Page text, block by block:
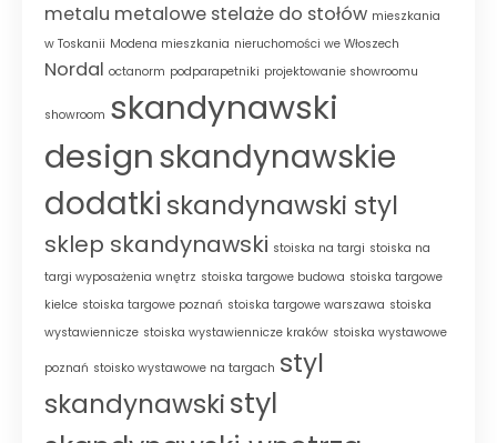
metalu metalowe stelaże do stołów mieszkania
w Toskanii Modena mieszkania nieruchomości we Włoszech
Nordal octanorm podparapetniki projektowanie showroomu
showroom skandynawski
designskandynawskie
dodatki skandynawski styl
sklep skandynawski stoiska na targi stoiska na
targi wyposażenia wnętrz stoiska targowe budowa stoiska targowe
kielce stoiska targowe poznań stoiska targowe warszawa stoiska
wystawiennicze stoiska wystawiennicze kraków stoiska wystawowe
poznań stoisko wystawowe na targach styl
skandynawskistyl